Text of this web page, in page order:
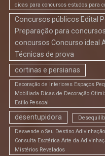
dicas para concursos estudos para
Concursos públicos Edital
Preparação para
concursos Concurso ideal
Técnicas de prova
cortinas e persianas
Decoração de Interiores Espaços
Mobiliada Dicas de Decoração
Estilo Pessoal
desentupidora
Desvende o Seu Destino
Consulta Esotérica Arte da
Mistérios Revelados